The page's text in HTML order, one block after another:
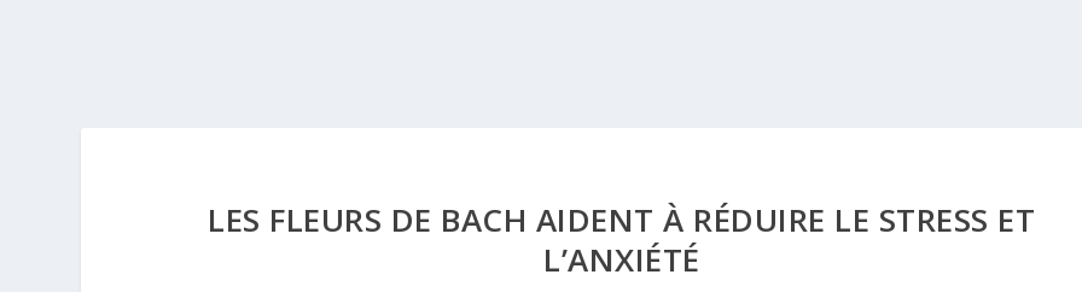
LES FLEURS DE BACH AIDENT À RÉDUIRE LE STRESS ET
L’ANXIÉTÉ